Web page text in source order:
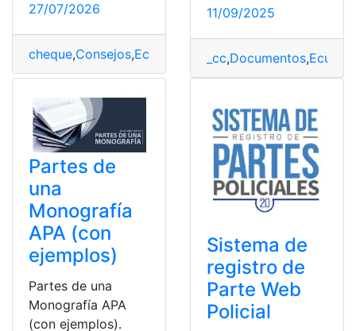
27/07/2026
cheque,Consejos,Ecuador llenar,Partes
11/09/2025
_cc,Documentos,
Partes de
una
Monografía
APA (con
ejemplos)
Partes de una
Monografía APA
(con ejemplos).
Sistema de
registro de
Parte Web
Policial